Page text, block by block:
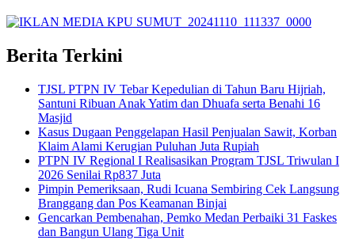
Berita Terkini
TJSL PTPN IV Tebar Kepedulian di Tahun Baru Hijriah,
Santuni Ribuan Anak Yatim dan Dhuafa serta Benahi 16
Masjid
Kasus Dugaan Penggelapan Hasil Penjualan Sawit, Korban
Klaim Alami Kerugian Puluhan Juta Rupiah
PTPN IV Regional I Realisasikan Program TJSL Triwulan I
2026 Senilai Rp837 Juta
Pimpin Pemeriksaan, Rudi Icuana Sembiring Cek Langsung
Branggang dan Pos Keamanan Binjai
Gencarkan Pembenahan, Pemko Medan Perbaiki 31 Faskes
dan Bangun Ulang Tiga Unit